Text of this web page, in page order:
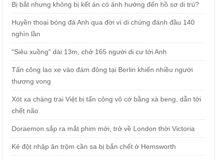
Bị bắt nhưng không bị kết án có ảnh hưởng đến hồ sơ di trú?
Huyền thoại bóng đá Anh qua đời vì di chứng đánh đầu 140
nghìn lần
"Siêu xuồng" dài 13m, chở 165 người di cư tới Anh
Tấn công lao xe vào đám đông tại Berlin khiến nhiều người
thương vong
Xót xa chàng trai Việt bị tấn công vô cớ bằng xà beng, dẫn tới
chết não
Doraemon sắp ra mắt phim mới, trở về London thời Victoria
Kẻ đột nhập ăn trộm cần sa bị bắn chết ở Hemsworth